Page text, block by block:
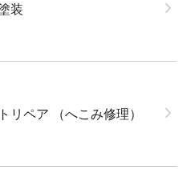
装
リペア （へこみ修理）